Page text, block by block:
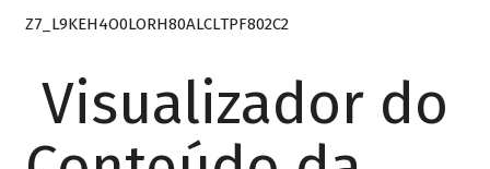
Z7_L9KEH4O0LORH80ALCLTPF802C2
Visualizador do